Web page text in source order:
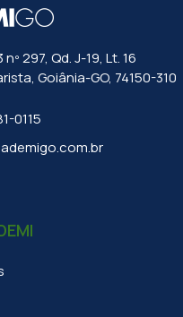
297, Qd. J-19, Lt. 16
Goiânia-GO, 74150-310
0115